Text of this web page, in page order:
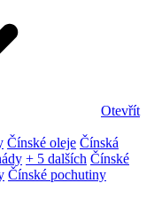
Otevřít
Čínské oleje Čínská
+ 5 dalších Čínské
Čínské pochutiny